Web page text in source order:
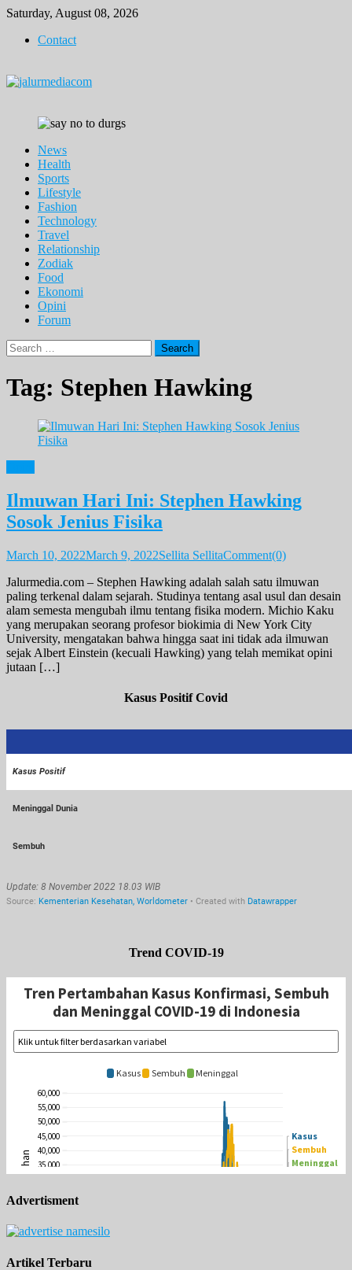
Skip
content
Saturday, August 08, 2026
Contact
News
Health
Sports
Lifestyle
Fashion
Technology
Travel
Relationship
Zodiak
Food
Ekonomi
Opini
Forum
Search
for:
Tag: Stephen Hawking
Ilmuwan Hari Ini: Stephen Hawking
Sosok Jenius Fisika
March 10, 2022March 9, 2022Sellita SellitaComment(0)
Jalurmedia.com – Stephen Hawking adalah salah satu ilmuwan
paling terkenal dalam sejarah. Studinya tentang asal usul dan desain
alam semesta mengubah ilmu tentang fisika modern. Michio Kaku
yang merupakan seorang profesor biokimia di New York City
University, mengatakan bahwa hingga saat ini tidak ada ilmuwan
sejak Albert Einstein (kecuali Hawking) yang telah memikat opini
jutaan […]
Kasus Positif Covid
Trend COVID-19
Advertisment
Artikel Terbaru